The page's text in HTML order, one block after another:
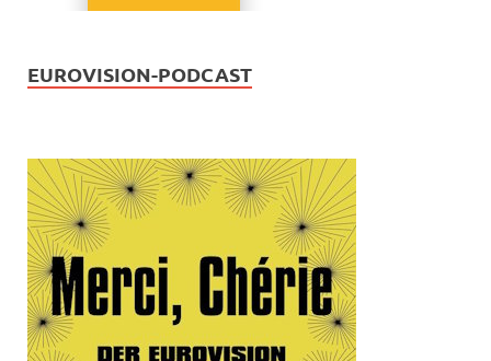
EUROVISION-PODCAST